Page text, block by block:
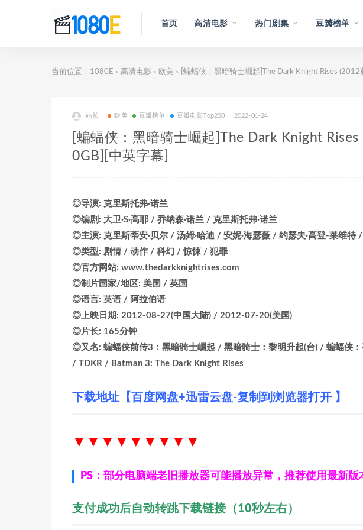
首页 高清电影 热门剧集 豆瓣榜单
当前位置： 1080E > 高清电影 > 欧美 > [蝙蝠侠：黑暗骑士崛起]The Dark Knight Rises
站长 欧美 豆瓣榜单 豆瓣电影Top250 2022-01-24
[蝙蝠侠：黑暗骑士崛起]The Dark Knight
0GB][中英字幕]
◎导演: 克里斯托弗·诺兰
◎编剧: 大卫·S·高耶 / 乔纳森·诺兰 / 克里斯托弗·诺兰
◎主演: 克里斯蒂安·贝尔 / 汤姆·哈迪 / 安妮·海瑟薇 / 约瑟夫·高登-莱维特
◎类型: 剧情 / 动作 / 科幻 / 惊悚 / 犯罪
◎官方网站: www.thedarkknightrises.com
◎制片国家/地区: 美国 / 英国
◎语言: 英语 / 阿拉伯语
◎上映日期: 2012-08-27(中国大陆) / 2012-07-20(美国)
◎片长: 165分钟
◎又名: 蝙蝠侠前传3：黑暗骑士崛起 / 黑暗骑士：黎明升起(台) / 蝙蝠侠
/ TDKR / Batman 3: The Dark Knight Rises
下载地址【百度网盘+迅雷云盘-复制到浏览器打开 】
▼▼▼▼▼▼ ▼▼▼
PS：部分电脑端老旧播放器可能播放异常，推荐使用最新版
支付成功后自动转跳下载链接（10秒左右）